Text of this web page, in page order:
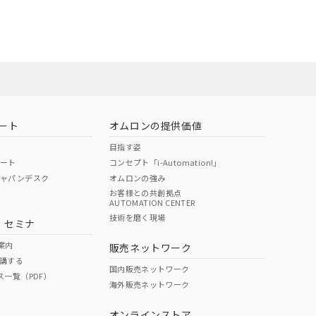
O O
ページへ
ください
ト
ト
パンデスク
セミナ
内
する
覧（PDF）
オムロンの提供価値
目指す姿
コンセプト「i-Automation!」
オムロンの強み
お客様との共創拠点
AUTOMATION CENTER
技術を磨く現場
販売ネットワーク
国内販売ネットワーク
海外販売ネットワーク